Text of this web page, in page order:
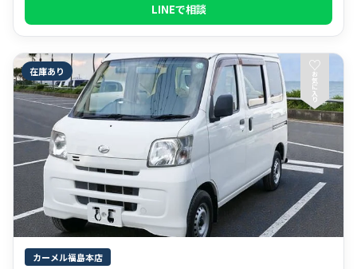
LINEで相談
在庫あり ♡
お
気
に
入
り
カーメル福島本店